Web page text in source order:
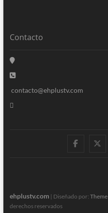
Contacto
contacto@ehplustv.com
ehplustv.com | Diseñado por:
derechos reservados